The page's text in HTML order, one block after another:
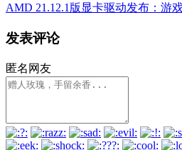
AMD 21.12.1版显卡驱动发布：游
发表评论
匿名网友